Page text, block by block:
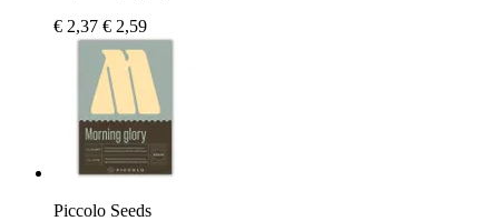
€ 2,37 € 2,59
Piccolo Seeds